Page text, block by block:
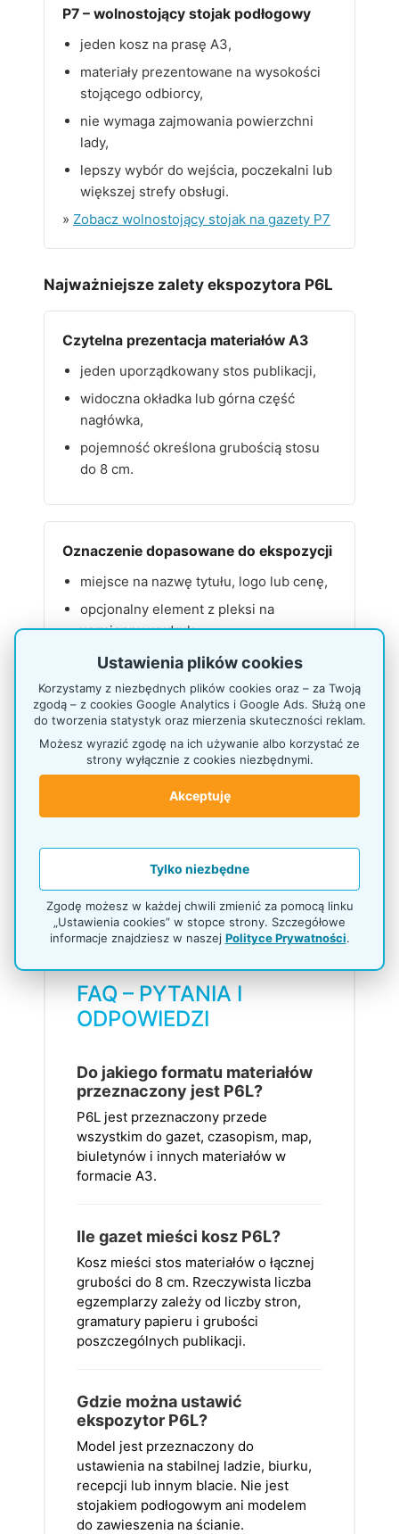
P7 – wolnostojący stojak podłogowy
jeden kosz na prasę A3,
materiały prezentowane na wysokości
stojącego odbiorcy,
nie wymaga zajmowania powierzchni
lady,
lepszy wybór do wejścia, poczekalni lub
większej strefy obsługi.
» Zobacz wolnostojący stojak na gazety P7
Najważniejsze zalety ekspozytora P6L
Czytelna prezentacja materiałów A3
jeden uporządkowany stos publikacji,
widoczna okładka lub górna część
nagłówka,
pojemność określona grubością stosu
do 8 cm.
Oznaczenie dopasowane do ekspozycji
miejsce na nazwę tytułu, logo lub cenę,
opcjonalny element z pleksi na
wymienny wydruk,
możliwość zamówienia naklejki lub
koloru RAL przy większej serii.
Wskazówka ekspozycyjna:pierwszy
egzemplarz należy ułożyć równo, z
odpowiadać jego zawartości i być na tyle
krótkie, aby można je było odczytać przed
podejściem do lady.
FAQ – PYTANIA I
ODPOWIEDZI
Do jakiego formatu materiałów
przeznaczony jest P6L?
P6L jest przeznaczony przede
wszystkim do gazet, czasopism, map,
biuletynów i innych materiałów w
formacie A3.
Ile gazet mieści kosz P6L?
Kosz mieści stos materiałów o łącznej
grubości do 8 cm. Rzeczywista liczba
egzemplarzy zależy od liczby stron,
gramatury papieru i grubości
poszczególnych publikacji.
Gdzie można ustawić
ekspozytor P6L?
Model jest przeznaczony do
ustawienia na stabilnej ladzie, biurku,
recepcji lub innym blacie. Nie jest
stojakiem podłogowym ani modelem
do zawieszenia na ścianie.
Ustawienia plików cookies
Korzystamy z niezbędnych plików cookies oraz – za Twoją
zgodą – z cookies Google Analytics i Google Ads. Służą one
do tworzenia statystyk oraz mierzenia skuteczności reklam.
Możesz wyrazić zgodę na ich używanie albo korzystać ze
strony wyłącznie z cookies niezbędnymi.
Akceptuję
Tylko niezbędne
Zgodę możesz w każdej chwili zmienić za pomocą linku
„Ustawienia cookies” w stopce strony. Szczegółowe
informacje znajdziesz w naszej Polityce Prywatności.